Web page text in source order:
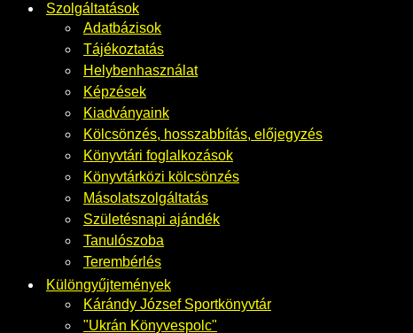
Szolgáltatások
Adatbázisok
Tájékoztatás
Helybenhasználat
Képzések
Kiadványaink
Kölcsönzés, hosszabbítás, előjegyzés
Könyvtári foglalkozások
Könyvtárközi kölcsönzés
Másolatszolgáltatás
Születésnapi ajándék
Tanulószoba
Terembérlés
Különgyűjtemények
Kárándy József Sportkönyvtár
"Ukrán Könyvespolc"